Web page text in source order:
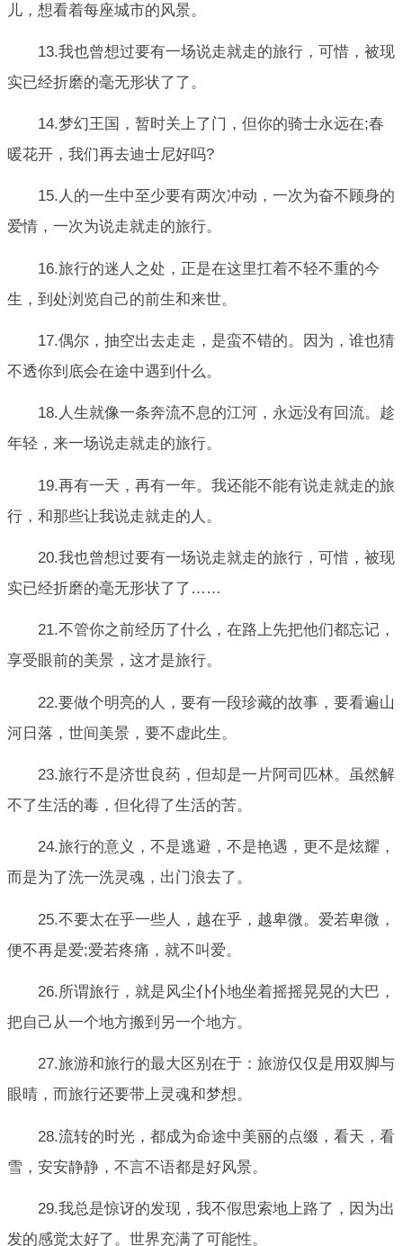
儿，想看着每座城市的风景。
13.我也曾想过要有一场说走就走的旅行，可惜，被现
实已经折磨的毫无形状了了。
14.梦幻王国，暂时关上了门，但你的骑士永远在;春
暖花开，我们再去迪士尼好吗?
15.人的一生中至少要有两次冲动，一次为奋不顾身的
爱情，一次为说走就走的旅行。
16.旅行的迷人之处，正是在这里扛着不轻不重的今
生，到处浏览自己的前生和来世。
17.偶尔，抽空出去走走，是蛮不错的。因为，谁也猜
不透你到底会在途中遇到什么。
18.人生就像一条奔流不息的江河，永远没有回流。趁
年轻，来一场说走就走的旅行。
19.再有一天，再有一年。我还能不能有说走就走的旅
行，和那些让我说走就走的人。
20.我也曾想过要有一场说走就走的旅行，可惜，被现
实已经折磨的毫无形状了了……
21.不管你之前经历了什么，在路上先把他们都忘记，
享受眼前的美景，这才是旅行。
22.要做个明亮的人，要有一段珍藏的故事，要看遍山
河日落，世间美景，要不虚此生。
23.旅行不是济世良药，但却是一片阿司匹林。虽然解
不了生活的毒，但化得了生活的苦。
24.旅行的意义，不是逃避，不是艳遇，更不是炫耀，
而是为了洗一洗灵魂，出门浪去了。
25.不要太在乎一些人，越在乎，越卑微。爱若卑微，
便不再是爱;爱若疼痛，就不叫爱。
26.所谓旅行，就是风尘仆仆地坐着摇摇晃晃的大巴，
把自己从一个地方搬到另一个地方。
27.旅游和旅行的最大区别在于：旅游仅仅是用双脚与
眼晴，而旅行还要带上灵魂和梦想。
28.流转的时光，都成为命途中美丽的点缀，看天，看
雪，安安静静，不言不语都是好风景。
29.我总是惊讶的发现，我不假思索地上路了，因为出
发的感觉太好了。世界充满了可能性。